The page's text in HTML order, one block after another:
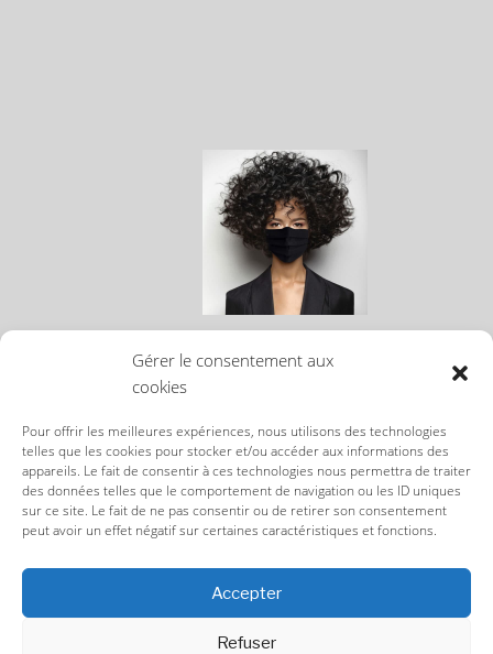
Gérer le consentement aux
cookies
Pour offrir les meilleures expériences, nous utilisons des technologies
telles que les cookies pour stocker et/ou accéder aux informations des
appareils. Le fait de consentir à ces technologies nous permettra de traiter
des données telles que le comportement de navigation ou les ID uniques
sur ce site. Le fait de ne pas consentir ou de retirer son consentement
peut avoir un effet négatif sur certaines caractéristiques et fonctions.
Accepter
Refuser
MASQUE EN TISSU FEMME
NOIR N°1 EU
CGU/CGV TERMS & CONDITIONS